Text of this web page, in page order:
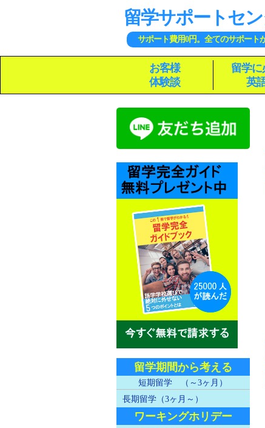
留学サポートセ
サポート費用0円。全てのサポート
お客様
体験談
留学に
英
留学期間から考える
短期留学 （～3ヶ月）
長期留学（3ヶ月～）
ワーキングホリデー